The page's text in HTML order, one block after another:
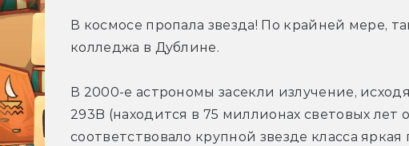
В космосе пропала звезда! По крайней мере,
колледжа в Дублине.
В 2000-е астрономы засекли излучение,
293B (находится в 75 миллионах световых лет
соответствовало крупной звезде класса